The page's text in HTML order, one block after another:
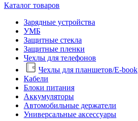
Каталог товаров
Зарядные устройства
УМБ
Защитные стекла
Защитные пленки
Чехлы для телефонов
Чехлы для планшетов/E-book
Кабели
Блоки питания
Аккумуляторы
Автомобильные держатели
Универсальные аксессуары